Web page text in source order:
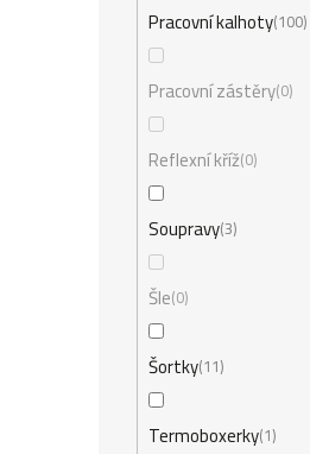
Pracovní kalhoty 100
Pracovní zástěry 0
Reflexní kříž 0
Soupravy3
Šle 0
Šortky 11
Termoboxerky 1